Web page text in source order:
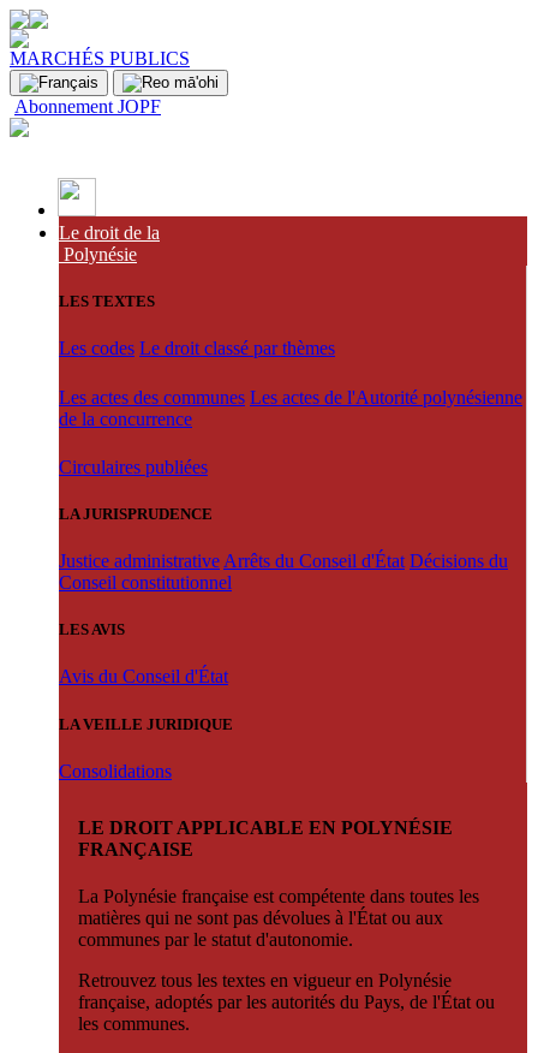
MARCHÉS PUBLICS
Abonnement JOPF
Le droit de la
Polynésie
LES TEXTES
Les codes Le droit classé par thèmes
Les actes des communes Les actes de l'Autorité polynésienne
de la concurrence
Circulaires publiées
LA JURISPRUDENCE
Justice administrative Arrêts du Conseil d'État Décisions du
Conseil constitutionnel
LES AVIS
Avis du Conseil d'État
LA VEILLE JURIDIQUE
Consolidations
LE DROIT APPLICABLE EN POLYNÉSIE
FRANÇAISE
La Polynésie française est compétente dans toutes les
matières qui ne sont pas dévolues à l'État ou aux
communes par le statut d'autonomie.
Retrouvez tous les textes en vigueur en Polynésie
française, adoptés par les autorités du Pays, de l'État ou
les communes.